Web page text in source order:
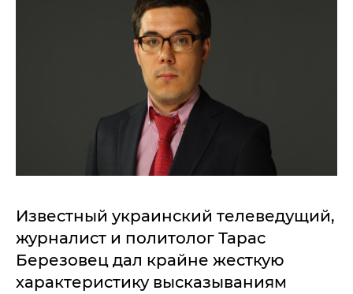
Известный украинский телеведущий,
журналист и политолог Тарас
Березовец дал крайне жесткую
характеристику высказываниям